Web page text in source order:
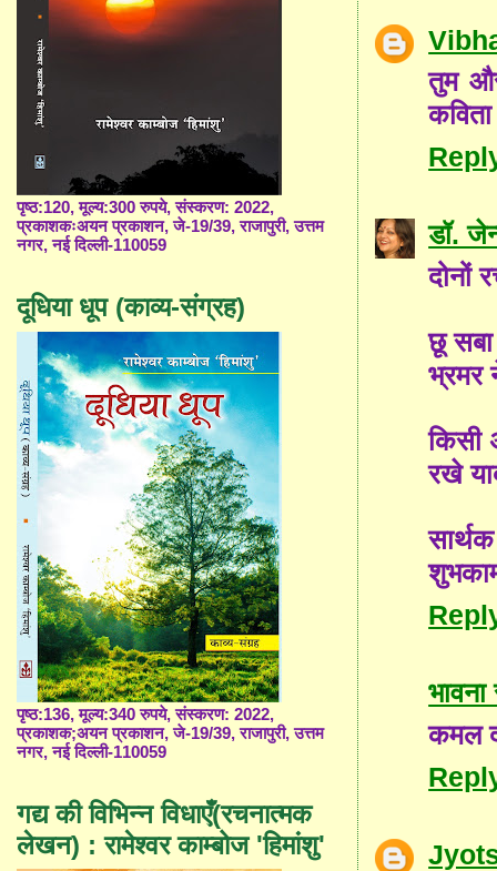
तुम और
डॉ.
दोनों
छू
भ्रमर
किसी
रखे
कमल
पृष्ठ:120, मूल्य:300 रुपये, संस्करण: 2022,
प्रकाशकःअयन प्रकाशन, जे-19/39, राजापुरी, उत्तम
नगर, नई दिल्ली-110059
दूधिया धूप (काव्य-संग्रह)
पृष्ठ:136, मूल्य:340 रुपये, संस्करण: 2022,
प्रकाशक;अयन प्रकाशन, जे-19/39, राजापुरी, उत्तम
नगर, नई दिल्ली-110059
गद्य की विभिन्न विधाएँ(रचनात्मक
लेखन) : रामेश्वर काम्बोज 'हिमांशु'